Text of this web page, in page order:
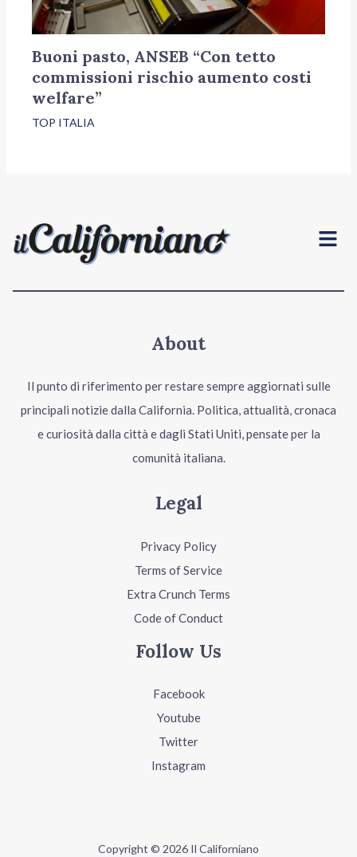
Buoni pasto, ANSEB “Con tetto
commissioni rischio aumento costi
welfare”
TOP ITALIA
Menu
About
Il punto di riferimento per restare sempre aggiornati sulle
principali notizie dalla California. Politica, attualità, cronaca
e curiosità dalla città e dagli Stati Uniti, pensate per la
comunità italiana.
Legal
Privacy Policy
Terms of Service
Extra Crunch Terms
Code of Conduct
Follow Us
Facebook
Youtube
Twitter
Instagram
Copyright © 2026 Il Californiano